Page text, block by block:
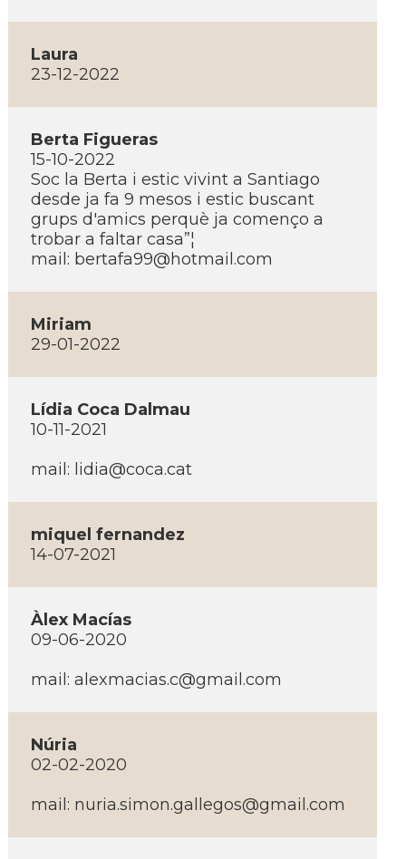
Laura
23-12-2022
Berta Figueras
15-10-2022
Soc la Berta i estic vivint a Santiago
desde ja fa 9 mesos i estic buscant
grups d'amics perquè ja començo a
trobar a faltar casa”¦
mail: bertafa99@hotmail.com
Miriam
29-01-2022
Lí­dia Coca Dalmau
10-11-2021
mail: lidia@coca.cat
miquel fernandez
14-07-2021
Àlex Macías
09-06-2020
mail: alexmacias.c@gmail.com
Núria
02-02-2020
mail: nuria.simon.gallegos@gmail.com